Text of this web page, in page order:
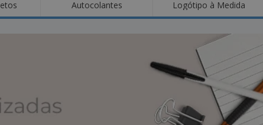
Autocolantes Logótipo à Medida